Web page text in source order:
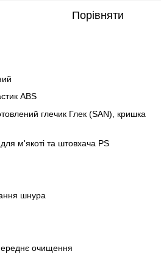
Порівняти
ABS
глечик Глек (SAN), кришка
м'якоті та штовхача PS
шнура
очищення